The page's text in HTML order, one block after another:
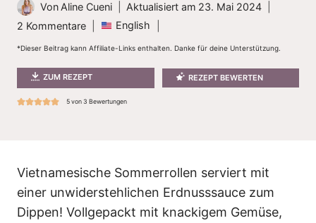
Von Aline Cueni Aktualisiert am 23. Mai 2024
2 Kommentare
English
*Dieser Beitrag kann Affiliate-Links enthalten. Danke für deine Unterstützung.
ZUM REZEPT REZEPT BEWERTEN
5von3 Bewertungen
Vietnamesische Sommerrollen serviert mit
einer unwiderstehlichen Erdnusssauce zum
Dippen! Vollgepackt mit knackigem Gemüse,